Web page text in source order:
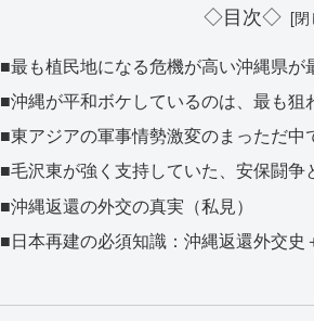
◇目次◇
■最も植民地になる危機が高い沖縄県
■沖縄が平和ボケしているのは、最も狙
■東アジアの軍事情勢激変のまっただ中
■毛沢東が強く支持していた、安保闘争
■沖縄返還の外交の真実（私見）
■日本再建の必須知識：沖縄返還外交史